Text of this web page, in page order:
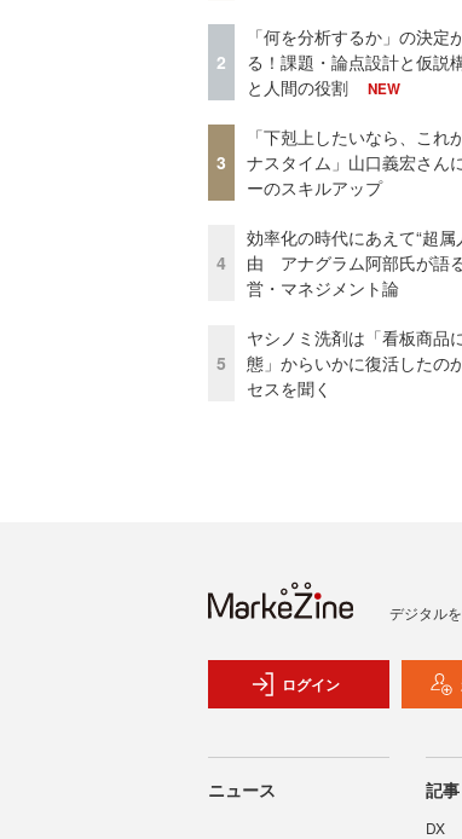
2
「何を分析するか」の決定
る！課題・論点設計と仮説
と人間の役割
NEW
3
「下剋上したいなら、これ
ナスタイム」山口義宏さん
ーのスキルアップ
4
効率化の時代にあえて“超属
由 アナグラム阿部氏が語
営・マネジメント論
5
ヤシノミ洗剤は「看板商品
態」からいかに復活したの
セスを聞く
デジタル
ログイン
ニュース 記事
DX